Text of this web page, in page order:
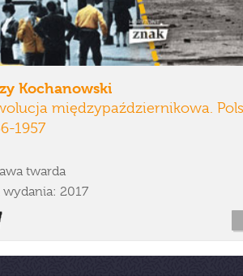
Kochanowski
międzypaździernikowa.
1957
twarda
wydania: 2017